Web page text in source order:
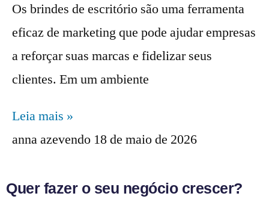
Os brindes de escritório são uma ferramenta
eficaz de marketing que pode ajudar empresas
a reforçar suas marcas e fidelizar seus
clientes. Em um ambiente
Leia mais »
anna azevendo 18 de maio de 2026
Quer fazer o seu negócio crescer?